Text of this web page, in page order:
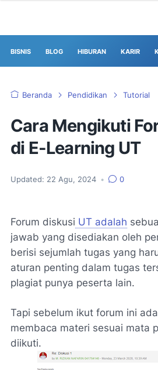
BISNIS BLOG HIBURAN KARIR
Beranda Pendidikan Tutorial
Cara Mengikuti
di E-Learning UT
Updated: 22 Agu, 2024 • 0
Forum diskusi UT adalah
jawab yang disediakan oleh
berisi sejumlah tugas yang
aturan penting dalam tugas
plagiat punya peserta lain.
Tapi sebelum ikut forum ini
membaca materi sesuai mata
diikuti.